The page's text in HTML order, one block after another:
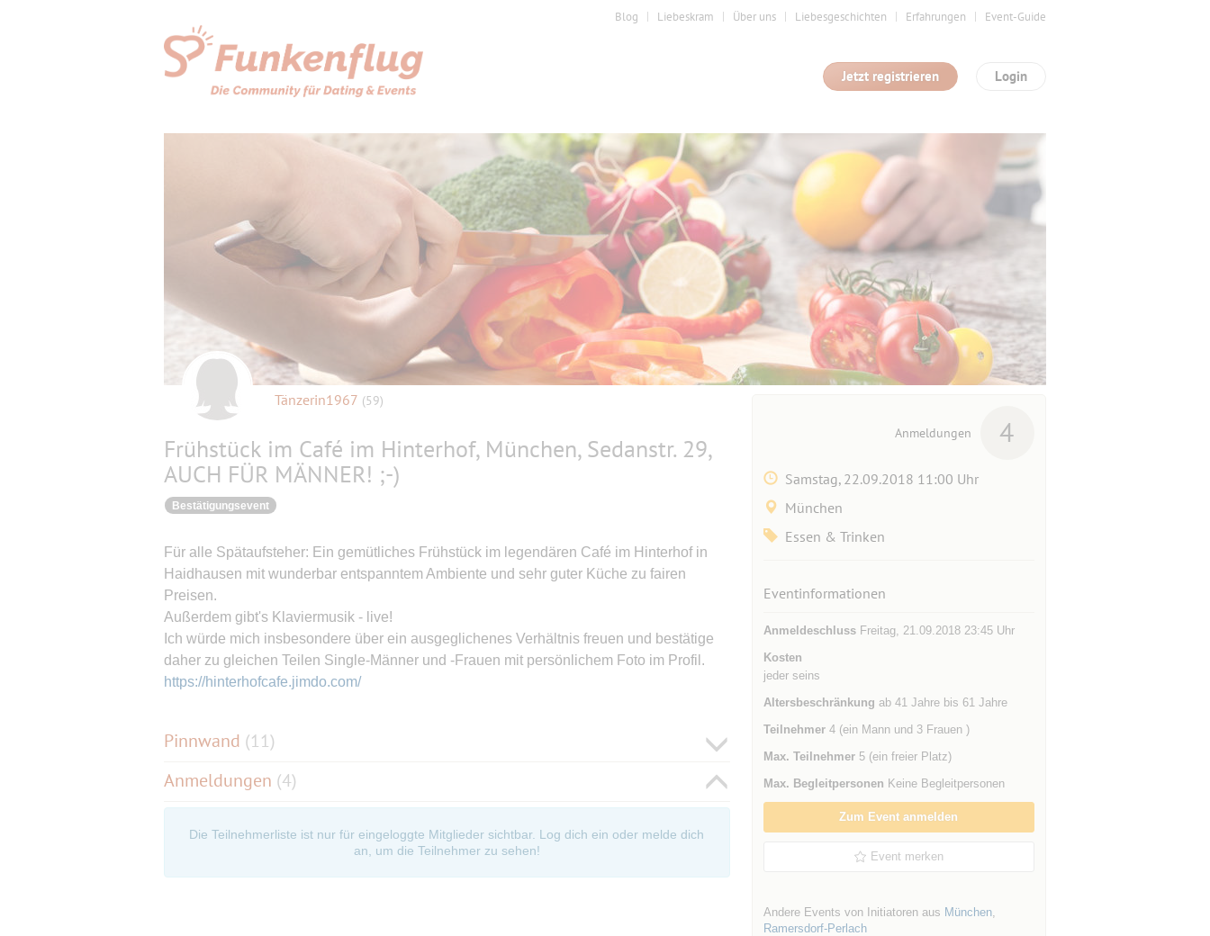
Blog Liebeskram Über uns Liebesgeschichten Erfahrungen Event-Guide
Login
Jetzt registrieren
Tänzerin1967 (59)
Frühstück im Café im Hinterhof, München, Sedanstr. 29,
AUCH FÜR MÄNNER! ;-)
Bestätigungsevent
Für alle Spätaufsteher: Ein gemütliches Frühstück im legendären Café im Hinterhof in
Haidhausen mit wunderbar entspanntem Ambiente und sehr guter Küche zu fairen
Preisen.
Außerdem gibt's Klaviermusik - live!
Ich würde mich insbesondere über ein ausgeglichenes Verhältnis freuen und bestätige
daher zu gleichen Teilen Single-Männer und -Frauen mit persönlichem Foto im Profil.
https://hinterhofcafe.jimdo.com/
Pinnwand (11)
Anmeldungen (4)
Die Teilnehmerliste ist nur für eingeloggte Mitglieder sichtbar. Log dich ein oder melde dich
an, um die Teilnehmer zu sehen!
Anmeldungen 4
Samstag, 22.09.2018 11:00 Uhr
München
Essen & Trinken
Eventinformationen
AnmeldeschlussFreitag, 21.09.2018 23:45 Uhr
Kosten
jeder seins
Altersbeschränkung ab 41 Jahre bis 61 Jahre
Teilnehmer4 (ein Mann und 3 Frauen )
Max. Teilnehmer5 (ein freier Platz)
Max. Begleitpersonen Keine Begleitpersonen
Zum Event anmelden
Event merken
Andere Events von Initiatoren aus München,
Ramersdorf-Perlach